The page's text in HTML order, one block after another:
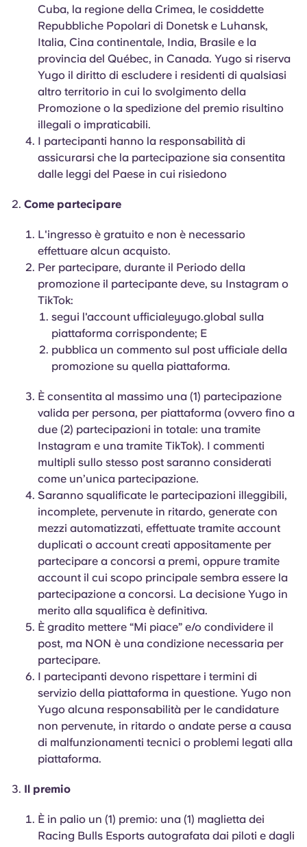
Cuba, la regione della Crimea, le cosiddette
Repubbliche Popolari di Donetsk e Luhansk,
Italia, Cina continentale, India, Brasile e la
provincia del Québec, in Canada. Yugo si riserva
Yugo il diritto di escludere i residenti di qualsiasi
altro territorio in cui lo svolgimento della
Promozione o la spedizione del premio risultino
illegali o impraticabili.
I partecipanti hanno la responsabilità di
assicurarsi che la partecipazione sia consentita
dalle leggi del Paese in cui risiedono
Come partecipare
L'ingresso è gratuito e non è necessario
effettuare alcun acquisto.
Per partecipare, durante il Periodo della
promozione il partecipante deve, su Instagram o
TikTok:
segui l'account ufficialeyugo.global sulla
piattaforma corrispondente; E
pubblica un commento sul post ufficiale della
promozione su quella piattaforma.
È consentita al massimo una (1) partecipazione
valida per persona, per piattaforma (ovvero fino a
due (2) partecipazioni in totale: una tramite
Instagram e una tramite TikTok). I commenti
multipli sullo stesso post saranno considerati
come un’unica partecipazione.
Saranno squalificate le partecipazioni illeggibili,
incomplete, pervenute in ritardo, generate con
mezzi automatizzati, effettuate tramite account
duplicati o account creati appositamente per
partecipare a concorsi a premi, oppure tramite
account il cui scopo principale sembra essere la
partecipazione a concorsi. La decisione Yugo in
merito alla squalifica è definitiva.
È gradito mettere “Mi piace” e/o condividere il
post, ma NON è una condizione necessaria per
partecipare.
I partecipanti devono rispettare i termini di
servizio della piattaforma in questione. Yugo non
Yugo alcuna responsabilità per le candidature
non pervenute, in ritardo o andate perse a causa
di malfunzionamenti tecnici o problemi legati alla
piattaforma.
Il premio
È in palio un (1) premio: una (1) maglietta dei
Racing Bulls Esports autografata dai piloti e dagli